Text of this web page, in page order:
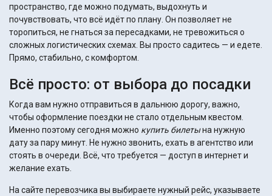
пространство, где можно подумать, выдохнуть и
почувствовать, что всё идёт по плану. Он позволяет не
торопиться, не гнаться за пересадками, не тревожиться о
сложных логистических схемах. Вы просто садитесь — и едете.
Прямо, стабильно, с комфортом.
Всё просто: от выбора до посадки
Когда вам нужно отправиться в дальнюю дорогу, важно,
чтобы оформление поездки не стало отдельным квестом.
Именно поэтому сегодня можно купить билетына нужную
дату за пару минут. Не нужно звонить, ехать в агентство или
стоять в очереди. Всё, что требуется — доступ в интернет и
желание ехать.
На сайте перевозчика вы выбираете нужный рейс, указываете